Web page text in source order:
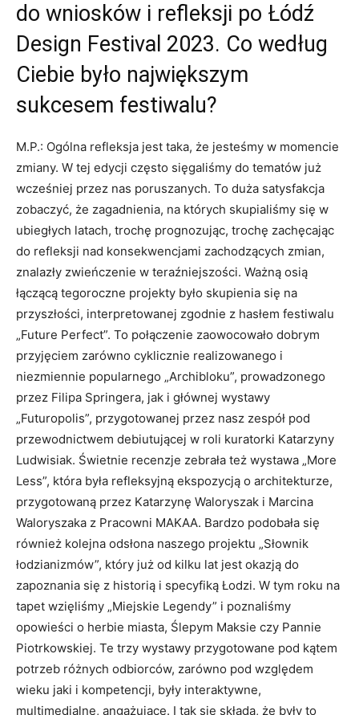
do wniosków i refleksji po Łódź
Design Festival 2023. Co według
Ciebie było największym
sukcesem festiwalu?
M.P.: Ogólna refleksja jest taka, że jesteśmy w momencie
zmiany. W tej edycji często sięgaliśmy do tematów już
wcześniej przez nas poruszanych. To duża satysfakcja
zobaczyć, że zagadnienia, na których skupialiśmy się w
ubiegłych latach, trochę prognozując, trochę zachęcając
do refleksji nad konsekwencjami zachodzących zmian,
znalazły zwieńczenie w teraźniejszości. Ważną osią
łączącą tegoroczne projekty było skupienia się na
przyszłości, interpretowanej zgodnie z hasłem festiwalu
„Future Perfect”. To połączenie zaowocowało dobrym
przyjęciem zarówno cyklicznie realizowanego i
niezmiennie popularnego „Archibloku”, prowadzonego
przez Filipa Springera, jak i głównej wystawy
„Futuropolis”, przygotowanej przez nasz zespół pod
przewodnictwem debiutującej w roli kuratorki Katarzyny
Ludwisiak. Świetnie recenzje zebrała też wystawa „More
Less”, która była refleksyjną ekspozycją o architekturze,
przygotowaną przez Katarzynę Waloryszak i Marcina
Waloryszaka z Pracowni MAKAA. Bardzo podobała się
również kolejna odsłona naszego projektu „Słownik
łodzianizmów”, który już od kilku lat jest okazją do
zapoznania się z historią i specyfiką Łodzi. W tym roku na
tapet wzięliśmy „Miejskie Legendy” i poznaliśmy
opowieści o herbie miasta, Ślepym Maksie czy Pannie
Piotrkowskiej. Te trzy wystawy przygotowane pod kątem
potrzeb różnych odbiorców, zarówno pod względem
wieku jaki i kompetencji, były interaktywne,
multimedialne, angażujące. I tak się składa, że były to